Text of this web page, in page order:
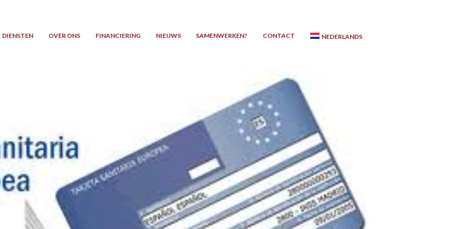
DIENSTEN OVER ONS FINANCIERING NIEUWS SAMENWERKEN? CONTACT NEDERLANDS